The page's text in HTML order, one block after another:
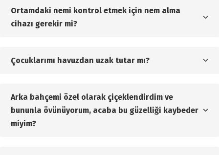
Ortamdaki nemi kontrol etmek için nem alma
cihazı gerekir mi?
Çocuklarımı havuzdan uzak tutar mı?
Arka bahçemi özel olarak çiçeklendirdim ve
bununla övünüyorum, acaba bu güzelliği kaybeder
miyim?